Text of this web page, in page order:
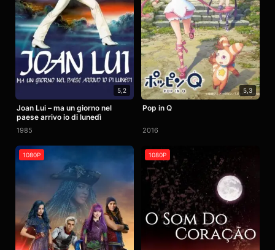
5,2
Joan Lui – ma un giorno nel
paese arrivo io di lunedì
1985
5,3
Pop in Q
2016
1080P 1080P